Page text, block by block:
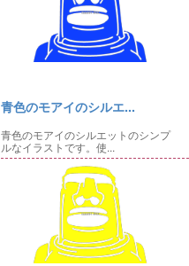
青色のモアイのシルエ...
青色のモアイのシルエットのシンプ
ルなイラストです。使...